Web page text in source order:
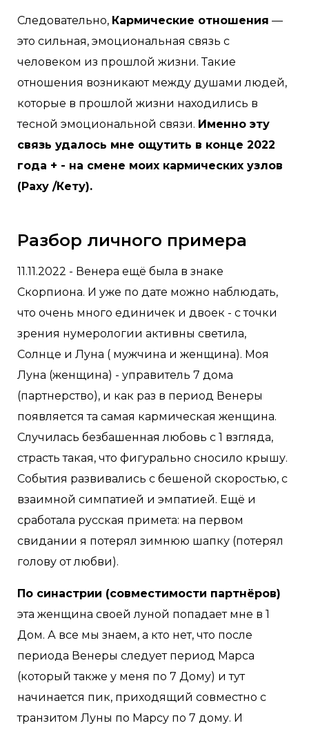
Следовательно, Кармические отношения —
это сильная, эмоциональная связь с
человеком из прошлой жизни. Такие
отношения возникают между душами людей,
которые в прошлой жизни находились в
тесной эмоциональной связи. Именно эту
связь удалось мне ощутить в конце 2022
года + - на смене моих кармических узлов
(Раху /Кету).
Разбор личного примера
11.11.2022 - Венера ещё была в знаке
Скорпиона. И уже по дате можно наблюдать,
что очень много единичек и двоек - с точки
зрения нумерологии активны светила,
Солнце и Луна ( мужчина и женщина). Моя
Луна (женщина) - управитель 7 дома
(партнерство), и как раз в период Венеры
появляется та самая кармическая женщина.
Случилась безбашенная любовь с 1 взгляда,
страсть такая, что фигурально сносило крышу.
События развивались с бешеной скоростью, с
взаимной симпатией и эмпатией. Ещё и
сработала русская примета: на первом
свидании я потерял зимнюю шапку (потерял
голову от любви).
По синастрии (совместимости партнëров)
эта женщина своей луной попадает мне в 1
Дом. А все мы знаем, а кто нет, что после
периода Венеры следует период Марса
(который также у меня по 7 Дому) и тут
начинается пик, приходящий совместно с
транзитом Луны по Марсу по 7 дому. И